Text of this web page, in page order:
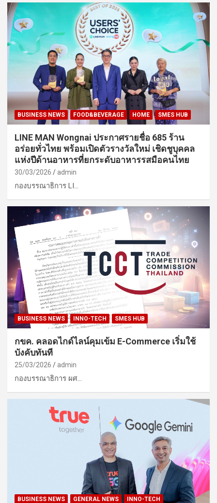
BUSINESS NEWS FOOD&BEVERAGE HOME SMES HUB
LINE MAN Wongnai ประกาศรายชื่อ 685 ร้าน
อร่อยทั่วไทย พร้อมเปิดตัวรางวัลใหม่ เชิดชูบุคคล
แห่งปีด้านอาหารที่ยกระดับอาหารรสมือคนไทย
30/03/2026 admin
กองบรรณาธิการ LI…
BUSINESS NEWS INNO-TECH SMES HUB
กขค. คลอดไกด์ไลน์คุมเข้ม E-Commerce เริ่มใช้
บังคับทันที
25/03/2026 admin
กองบรรณาธิการ ผศ…
BUSINESS NEWS GENERAL NEWS INNO-TECH